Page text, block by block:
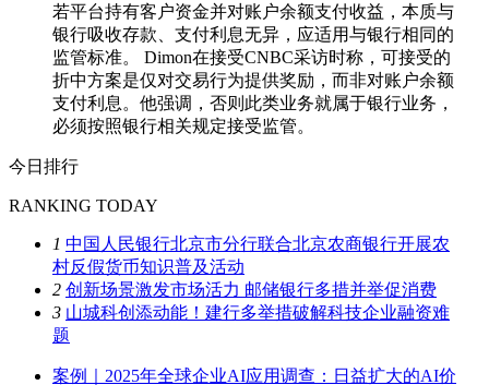
若平台持有客户资金并对账户余额支付收益，本质与
银行吸收存款、支付利息无异，应适用与银行相同的
监管标准。 Dimon在接受CNBC采访时称，可接受的
折中方案是仅对交易行为提供奖励，而非对账户余额
支付利息。他强调，否则此类业务就属于银行业务，
必须按照银行相关规定接受监管。
今日排行
RANKING TODAY
1 中国人民银行北京市分行联合北京农商银行开展农
村反假货币知识普及活动
2 创新场景激发市场活力 邮储银行多措并举促消费
3 山城科创添动能！建行多举措破解科技企业融资难
题
案例｜2025年全球企业AI应用调查：日益扩大的AI价